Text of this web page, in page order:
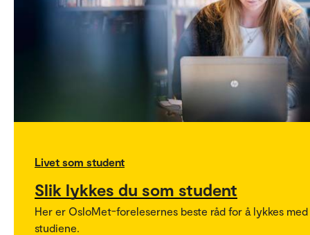
Livet som student
Slik lykkes du som student
Her er OsloMet-forelesernes beste råd for å lykkes med
studiene.